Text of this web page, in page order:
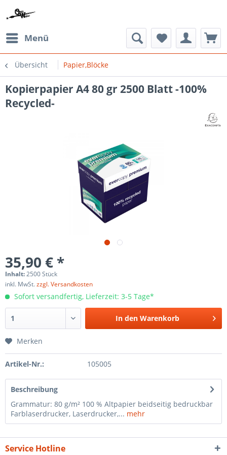
Menü
Übersicht Papier,Blöcke
Kopierpapier A4 80 gr 2500 Blatt -100%
Recycled-
35,90 € *
Inhalt:2500 Stück
inkl. MwSt.zzgl. Versandkosten
Sofort versandfertig, Lieferzeit: 3-5 Tage*
In den Warenkorb
Merken
Artikel-Nr.: 105005
Beschreibung
Grammatur: 80 g/m² 100 % Altpapier beidseitig bedruckbar
Farblaserdrucker, Laserdrucker,... mehr
Service Hotline